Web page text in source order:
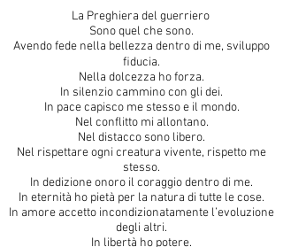
La Preghiera del guerriero
Sono quel che sono.
Avendo fede nella bellezza dentro di me, sviluppo
ﬁducia.
Nella dolcezza ho forza.
In silenzio cammino con gli dei.
In pace capisco me stesso e il mondo.
Nel conflitto mi allontano.
Nel distacco sono libero.
Nel rispettare ogni creatura vivente, rispetto me
stesso.
In dedizione onoro il coraggio dentro di me.
In eternità ho pietà per la natura di tutte le cose.
In amore accetto incondizionatamente l’evoluzione
degli altri.
In libertà ho potere.